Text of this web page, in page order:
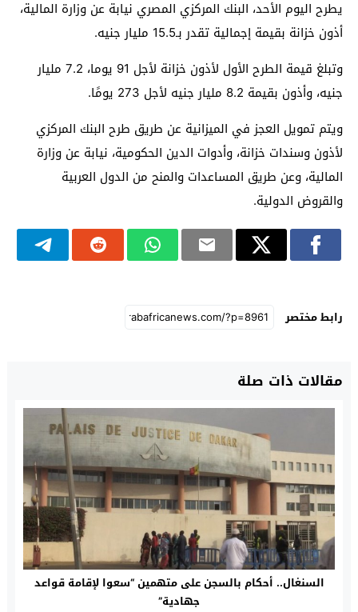
يطرح اليوم الأحد، البنك المركزي المصري نيابة عن وزارة المالية،
أذون خزانة بقيمة إجمالية تقدر بـ15.5 مليار جنيه.
وتبلغ قيمة الطرح الأول لأذون خزانة لأجل 91 يوما، 7.2 مليار
جنيه، وأذون بقيمة 8.2 مليار جنيه لأجل 273 يومًا.
ويتم تمويل العجز في الميزانية عن طريق طرح البنك المركزي
لأذون وسندات خزانة، وأدوات الدين الحكومية، نيابة عن وزارة
المالية، وعن طريق المساعدات والمنح من الدول العربية
والقروض الدولية.
رابط مختصر
مقالات ذات صلة
السنغال.. أحكام بالسجن على متهمين “سعوا لإقامة قواعد
جهادية”